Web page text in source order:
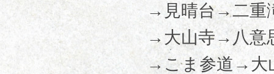
→見晴台→二重
→大山寺→八意
→こま参道→大